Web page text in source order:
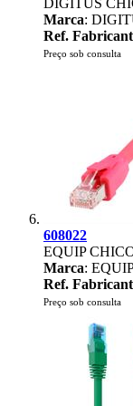
DIGITUS
Marca:
Ref.
Preço sob consulta
608022
EQUIP
Marca:
Ref.
Preço sob consulta